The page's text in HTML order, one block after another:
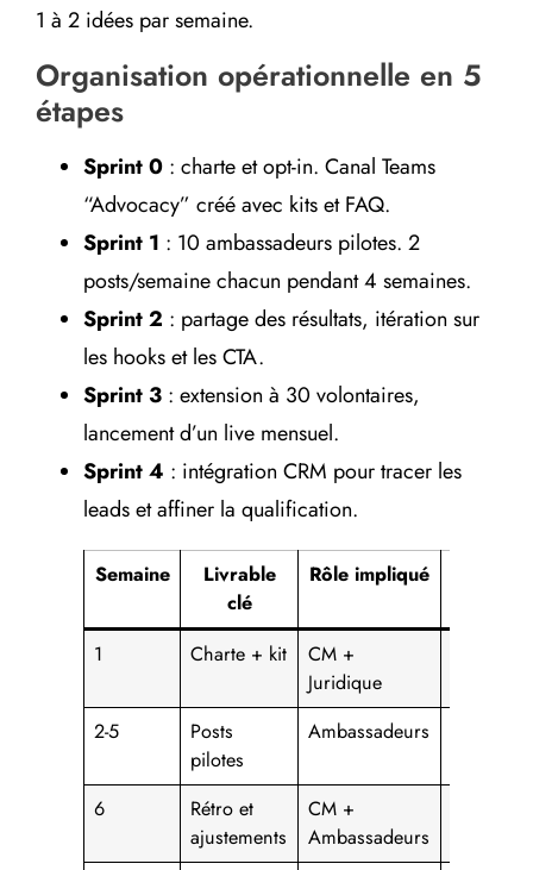
1 à 2 idées par semaine.
Organisation opérationnelle en 5
étapes
Sprint 0 : charte et opt-in. Canal Teams
“Advocacy” créé avec kits et FAQ.
Sprint 1 : 10 ambassadeurs pilotes. 2
posts/semaine chacun pendant 4 semaines.
Sprint 2 : partage des résultats, itération sur
les hooks et les CTA.
Sprint 3 : extension à 30 volontaires,
lancement d’un live mensuel.
Sprint 4 : intégration CRM pour tracer les
leads et affiner la qualification.
Semaine
Livrable
clé
Rôle impliqué
1 Charte + kit
CM +
Juridique
2-5
Posts
pilotes
Ambassadeurs
6
Rétro et
ajustements
CM +
Ambassadeurs